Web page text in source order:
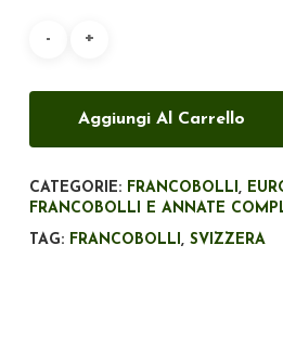
Aggiungi Al Carrello
CATEGORIE: FRANCOBOLLI ,
FRANCOBOLLI E ANNATE
TAG: FRANCOBOLLI , SVIZZERA